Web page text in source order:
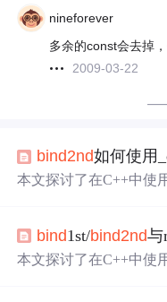
nineforever
多余的const会去掉
2009-03-22
bind2nd如何使用
本文探讨了在C++中使
解这些绑定技巧在实际
bind1st/bind2nd与
本文探讨了在C++中使